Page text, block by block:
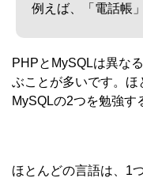
例えば、「電話帳
PHPとMySQLは異な
ぶことが多いです。
MySQLの2つを勉強す
ほとんどの言語は、1